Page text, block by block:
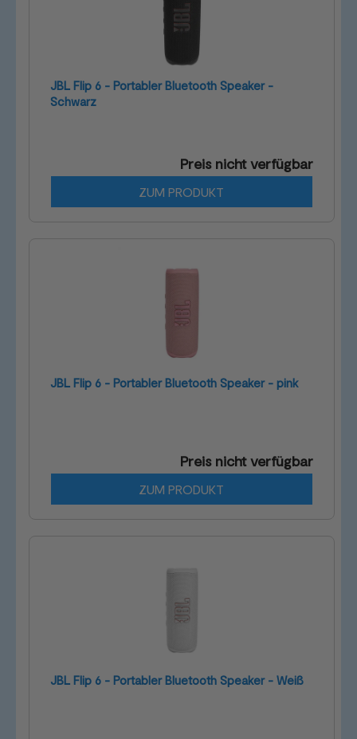
JBL Flip 6 - Portabler Bluetooth Speaker -
Schwarz
Preis nicht verfügbar
ZUM PRODUKT
JBL Flip 6 - Portabler Bluetooth Speaker - pink
Preis nicht verfügbar
ZUM PRODUKT
JBL Flip 6 - Portabler Bluetooth Speaker - Weiß